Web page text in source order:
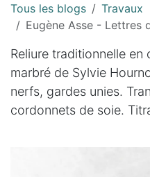
Tous les blogs
Travaux
Eugène Asse - Lettres
Reliure traditionnelle
marbré de Sylvie
nerfs, gardes unies.
cordonnets de soie.